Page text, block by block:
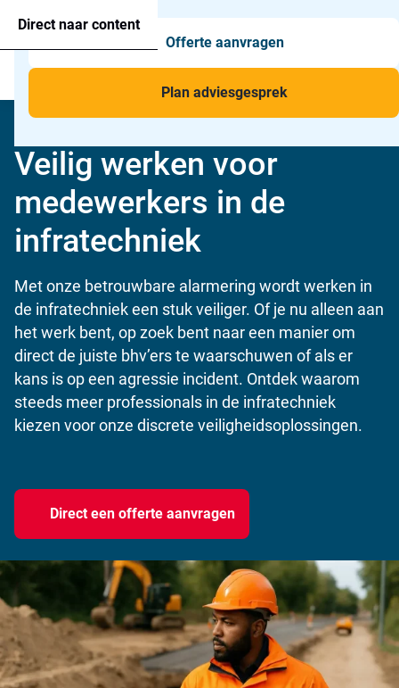
Direct naar content
Menu
Agressie alarmering
Man-down & BHV Alarmering
Voor wie
Toepassingen
Offerte aanvragen
Plan adviesgesprek
Home»Voor wie»Bouw en installatie» Infratechniek
Veilig werken voor
medewerkers in de
infratechniek
Met onze betrouwbare alarmering wordt werken in
de infratechniek een stuk veiliger. Of je nu alleen aan
het werk bent, op zoek bent naar een manier om
direct de juiste bhv’ers te waarschuwen of als er
kans is op een agressie incident. Ontdek waarom
steeds meer professionals in de infratechniek
kiezen voor onze discrete veiligheidsoplossingen.
Direct een offerte aanvragen